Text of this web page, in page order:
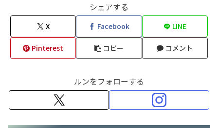
シェアする
X Facebook LINE
Pinterest コピー コメント
ルンをフォローする